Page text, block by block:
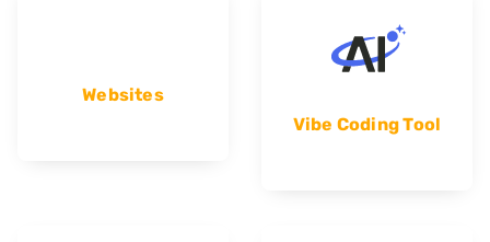
Websites
Vibe Coding Tool